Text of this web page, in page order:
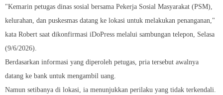
"Kemarin petugas dinas sosial bersama Pekerja Sosial Masyarakat (PSM),
kelurahan, dan puskesmas datang ke lokasi untuk melakukan penanganan,"
kata Robert saat dikonfirmasi iDoPress melalui sambungan telepon, Selasa
(9/6/2026).
Berdasarkan informasi yang diperoleh petugas, pria tersebut awalnya
datang ke bank untuk mengambil uang.
Namun setibanya di lokasi, ia menunjukkan perilaku yang tidak terkendali.